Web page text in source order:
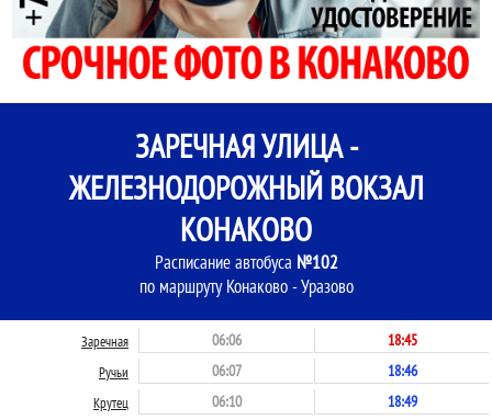
ЗАРЕЧНАЯ УЛИЦА -
ЖЕЛЕЗНОДОРОЖНЫЙ ВОКЗАЛ
КОНАКОВО
Расписание автобуса №102
по маршруту Конаково - Уразово
Заречная 06:06 18:45
Ручьи 06:07 18:46
Крутец 06:10 18:49